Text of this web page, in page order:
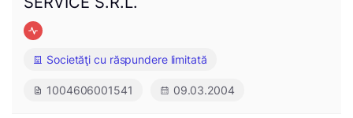
Societăţi cu răspundere limitată
1004606001541 09.03.2004